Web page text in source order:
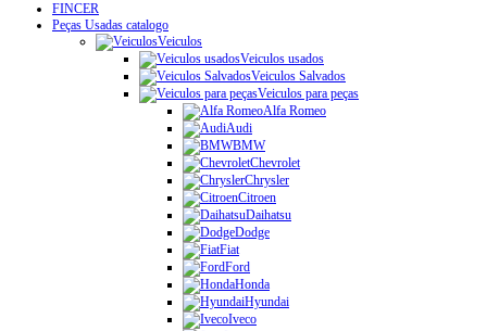
FINCER
Peças Usadas catalogo
Veiculos
Veiculos usados
Veiculos Salvados
Veiculos para peças
Alfa Romeo
Audi
BMW
Chevrolet
Chrysler
Citroen
Daihatsu
Dodge
Fiat
Ford
Honda
Hyundai
Iveco